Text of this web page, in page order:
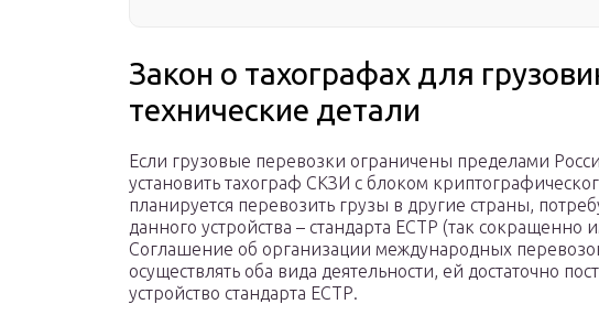
Закон о тахографах для
технические детали
Если грузовые перевозки ограничены пределами
установить тахограф СКЗИ с блоком
планируется перевозить грузы в другие страны,
данного устройства – стандарта ЕСТР (так сокращенно
Соглашение об организации международных
осуществлять оба вида деятельности, ей достаточно
устройство стандарта ЕСТР.